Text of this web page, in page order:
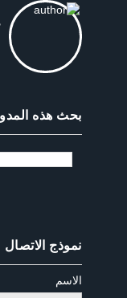
بحث هذه
نموذج الاتصال
الاسم